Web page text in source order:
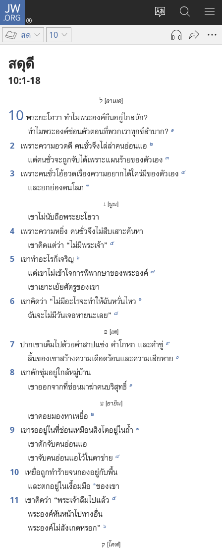
JW.ORG
เปลี่ยน
ภาษา
เข้า
(เปิด
ค้นหา
ใน
JW.ORG
แส
สด 10
สดุดี
10:1-18
​ל [ลาเมด]
10 พระ​ยะโฮวา ทำไม​พระองค์​ยืน​อยู่​ไกล​นัก?
ทำไม​พระองค์​ซ่อน​ตัว​ตอน​ที่​พวก​เรา​ทุกข์​ลำบาก? ๑
2 เพราะ​ความ​อวดดี คน​ชั่ว​จึง​ไล่​ล่า​คน​อ่อนแอ ๒
แต่​คน​ชั่ว​จะ​ถูก​จับ​ได้​เพราะ​แผน​ร้าย​ของ​ตัว​เอง ๓
3 เพราะ​คน​ชั่ว​โอ้อวด​เรื่อง​ความ​อยาก​ได้​ใคร่​มี​ของ​ตัว​เอง ๔
และ​ยกย่อง​คน​โลภ *
נ [นูน]
เขา​ไม่​นับถือ​พระ​ยะโฮวา
4 เพราะ​ความ​หยิ่ง คน​ชั่ว​จึง​ไม่​สืบ​เสาะ​ค้น​หา
เขา​คิด​แต่​ว่า “ไม่​มี​พระเจ้า” ๕
5 เขา​ทำ​อะไร​ก็​เจริญ ๖
แต่​เขา​ไม่​เข้าใจ​การ​พิพากษา​ของ​พระองค์ ๗
เขา​เยาะเย้ย​ศัตรู​ของ​เขา
6 เขา​คิด​ว่า “ไม่​มี​อะไร​จะ​ทำ​ให้​ฉัน​หวั่นไหว *
ฉัน​จะ​ไม่​มี​วัน​เจอ​หายนะ​เลย” ๘
פ [เพ]
7 ปาก​เขา​เต็ม​ไป​ด้วย​คำ​สาป​แช่ง คำ​โกหก และ​คำ​ขู่ ๙
ลิ้น​ของ​เขา​สร้าง​ความ​เดือดร้อน​และ​ความ​เสียหาย ๐
8 เขา​ดัก​ซุ่ม​อยู่​ใกล้​หมู่​บ้าน
เขา​ออก​จาก​ที่​ซ่อน​มา​ฆ่า​คน​บริสุทธิ์ ๑
ע [อายิน]
เขา​คอย​มอง​หา​เหยื่อ ๒
9 เขา​รอ​อยู่​ใน​ที่​ซ่อน​เหมือน​สิงโต​อยู่​ใน​ถ้ำ ๓
เขา​ดัก​จับ​คน​อ่อนแอ
เขา​จับ​คน​อ่อนแอ​ไว้​ใน​ตาข่าย ๔
10 เหยื่อ​ถูก​ทำ​ร้าย​จน​กอง​อยู่​กับ​พื้น
และ​ตก​อยู่​ใน​เงื้อม​มือ *ของ​เขา
11
เขา​คิด​ว่า “พระเจ้า​ลืม​ไป​แล้ว ๕
พระองค์​หัน​หน้า​ไป​ทาง​อื่น
พระองค์​ไม่​สังเกต​หรอก” ๖
ק [โคฟ]